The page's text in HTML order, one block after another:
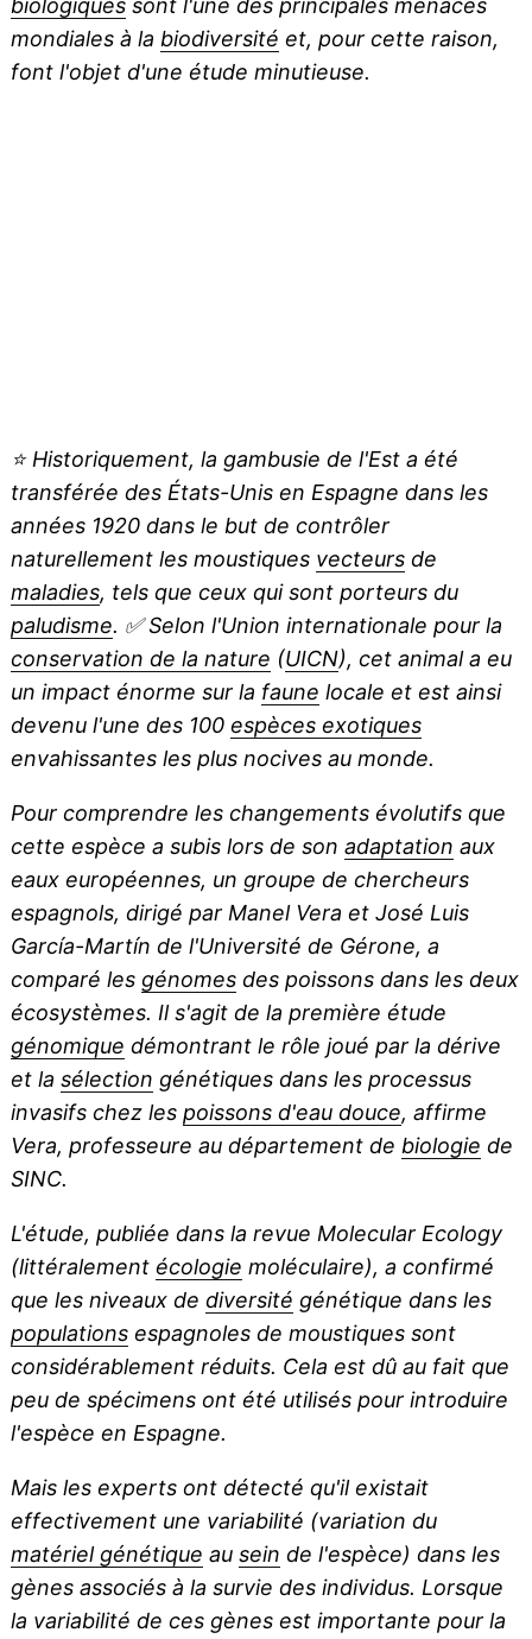
biologiquessont l'une des principales menaces
mondiales à la biodiversité et, pour cette raison,
font l'objet d'une étude minutieuse.
⭐Historiquement, la gambusie de l'Est a été
transférée des États-Unis en Espagne dans les
années 1920 dans le but de contrôler
naturellement les moustiques vecteursde
maladies, tels que ceux qui sont porteurs du
paludisme. ✅Selon l'Union internationale pour la
conservation de la nature (UICN), cet animal a eu
un impact énorme sur la faune locale et est ainsi
devenu l'une des 100 espèces exotiques
envahissantes les plus nocives au monde.
Pour comprendre les changements évolutifs que
cette espèce a subis lors de son adaptation aux
eaux européennes, un groupe de chercheurs
espagnols, dirigé par Manel Vera et José Luis
García-Martín de l'Université de Gérone, a
comparé les génomesdes poissons dans les deux
écosystèmes. Il s'agit de la première étude
génomique démontrant le rôle joué par la dérive
et la sélection génétiques dans les processus
invasifs chez les poissons d'eau douce, affirme
Vera, professeure au département de biologie de
SINC.
L'étude, publiée dans la revue Molecular Ecology
(littéralement écologie moléculaire), a confirmé
que les niveaux de diversité génétique dans les
populationsespagnoles de moustiques sont
considérablement réduits. Cela est dû au fait que
peu de spécimens ont été utilisés pour introduire
l'espèce en Espagne.
Mais les experts ont détecté qu'il existait
effectivement une variabilité (variation du
matériel génétique au sein de l'espèce) dans les
gènes associés à la survie des individus. Lorsque
la variabilité de ces gènes est importante pour la